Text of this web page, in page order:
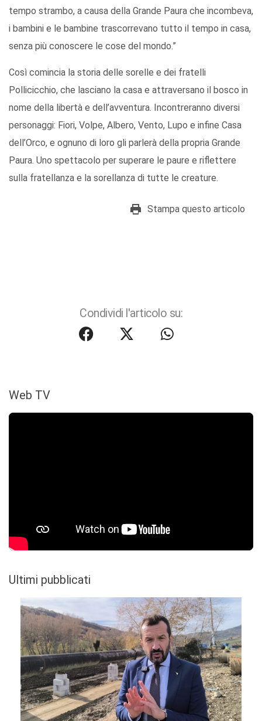
tempo strambo, a causa della Grande Paura che incombeva,
i bambini e le bambine trascorrevano tutto il tempo in casa,
senza più conoscere le cose del mondo.”
Così comincia la storia delle sorelle e dei fratelli
Pollicicchio, che lasciano la casa e attraversano il bosco in
nome della libertà e dell’avventura. Incontreranno diversi
personaggi: Fiori, Volpe, Albero, Vento, Lupo e infine Casa
dell’Orco, e ognuno di loro gli parlerà della propria Grande
Paura. Uno spettacolo per superare le paure e riflettere
sulla fratellanza e la sorellanza di tutte le creature.
Stampa questo articolo
Condividi l'articolo su:
Web TV
Ultimi pubblicati